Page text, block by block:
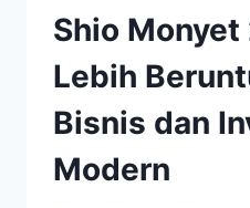
Shio
Lebih
Bisnis dan
Modern